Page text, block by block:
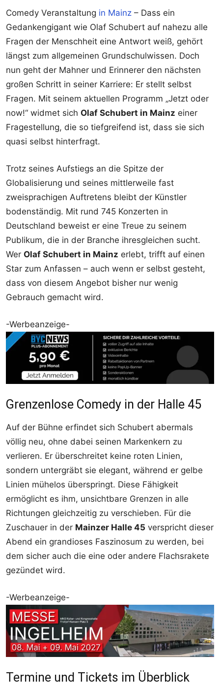
Comedy Veranstaltung in Mainz – Dass ein
Gedankengigant wie Olaf Schubert auf nahezu alle
Fragen der Menschheit eine Antwort weiß, gehört
längst zum allgemeinen Grundschulwissen. Doch
nun geht der Mahner und Erinnerer den nächsten
großen Schritt in seiner Karriere: Er stellt selbst
Fragen. Mit seinem aktuellen Programm „Jetzt oder
now!“ widmet sich Olaf Schubert in Mainz einer
Fragestellung, die so tiefgreifend ist, dass sie sich
quasi selbst hinterfragt.
Trotz seines Aufstiegs an die Spitze der
Globalisierung und seines mittlerweile fast
zweisprachigen Auftretens bleibt der Künstler
bodenständig. Mit rund 745 Konzerten in
Deutschland beweist er eine Treue zu seinem
Publikum, die in der Branche ihresgleichen sucht.
Wer Olaf Schubert in Mainz erlebt, trifft auf einen
Star zum Anfassen – auch wenn er selbst gesteht,
dass von diesem Angebot bisher nur wenig
Gebrauch gemacht wird.
-Werbeanzeige-
Grenzenlose Comedy in der Halle 45
Auf der Bühne erfindet sich Schubert abermals
völlig neu, ohne dabei seinen Markenkern zu
verlieren. Er überschreitet keine roten Linien,
sondern untergräbt sie elegant, während er gelbe
Linien mühelos überspringt. Diese Fähigkeit
ermöglicht es ihm, unsichtbare Grenzen in alle
Richtungen gleichzeitig zu verschieben. Für die
Zuschauer in der Mainzer Halle 45 verspricht dieser
Abend ein grandioses Faszinosum zu werden, bei
dem sicher auch die eine oder andere Flachsrakete
gezündet wird.
-Werbeanzeige-
Termine und Tickets im Überblick